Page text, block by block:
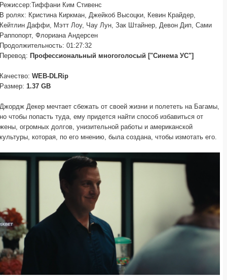
Режиссер:Тиффани Ким Стивенс
В ролях: Кристина Киркман, Джейкоб Высоцки, Кевин Крайдер,
Кейтлин Даффи, Мэтт Лоу, Чау Лун, Зак Штайнер, Девон Дип, Сами
Раппопорт, Флориана Андерсен
Продолжительность: 01:27:32
Перевод: Профессиональный многоголосый ["Синема УС"]
Качество: WEB-DLRip
Размер: 1.37 GB
Джордж Декер мечтает сбежать от своей жизни и полететь на Багамы,
но чтобы попасть туда, ему придется найти способ избавиться от
жены, огромных долгов, унизительной работы и американской
культуры, которая, по его мнению, была создана, чтобы измотать его.